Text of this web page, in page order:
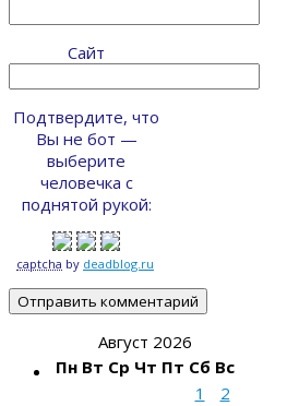
Сайт
Подтвердите, что
Вы не бот —
выберите
человечка с
поднятой рукой:
captcha by deadblog.ru
Август 2026
Пн Вт Ср Чт Пт Сб Вс
1
2